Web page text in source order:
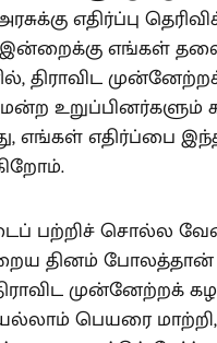
எதிர்ப்பு
இன்றைக்கு எங்கள்
திராவிட
உறுப்பினர்களும்
எங்கள் எதிர்ப்பை இந்த
பற்றிச் சொல்ல
தினம் போலத்தான்
முன்னேற்றக்
பெயரை